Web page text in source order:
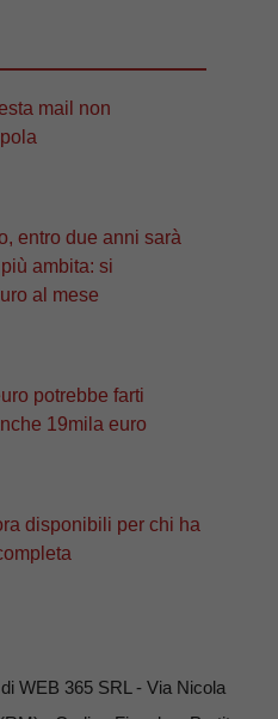
mail non
entro due anni sarà
ambita: si
al mese
potrebbe farti
19mila euro
disponibili per chi ha
WEB 365 SRL - Via Nicola